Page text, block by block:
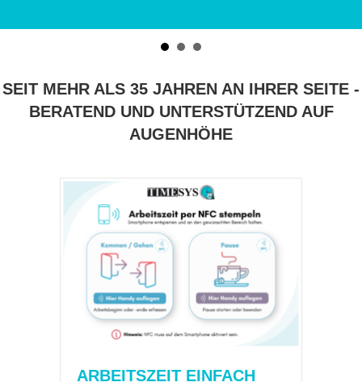
BERATEND UND UNTERSTÜTZEND AUF
AUGENHÖHE
ARBEITSZEIT EINFACH
PER NFC-DISPLAY